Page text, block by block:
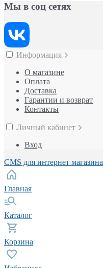
Мы в соц сетях
Информация
О магазине
Оплата
Доставка
Гарантии и возврат
Контакты
Личный кабинет
Вход
CMS для интернет магазина
Главная
Каталог
Корзина